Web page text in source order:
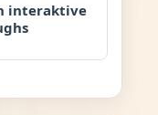
interaktive